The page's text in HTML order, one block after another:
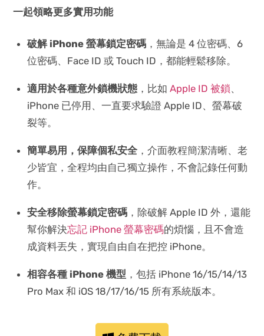
一起領略更多實用功能
破解 iPhone 螢幕鎖定密碼 ，無論是 4 位密碼、6
位密碼、Face ID 或 Touch ID，都能輕鬆移除。
適用於各種意外鎖機狀態 ，比如Apple ID 被鎖、
iPhone 已停用、一直要求驗證 Apple ID、螢幕破
裂等。
簡單易用，保障個私安全 ，介面教程簡潔清晰、老
少皆宜，全程均由自己獨立操作，不會記錄任何動
作。
安全移除螢幕鎖定密碼 ，除破解 Apple ID 外，還能
幫你解決忘記 iPhone 螢幕密碼的煩惱，且不會造
成資料丟失，實現自由自在把控 iPhone。
相容各種 iPhone 機型 ，包括 iPhone 16/15/14/13
Pro Max 和 iOS 18/17/16/15 所有系統版本。